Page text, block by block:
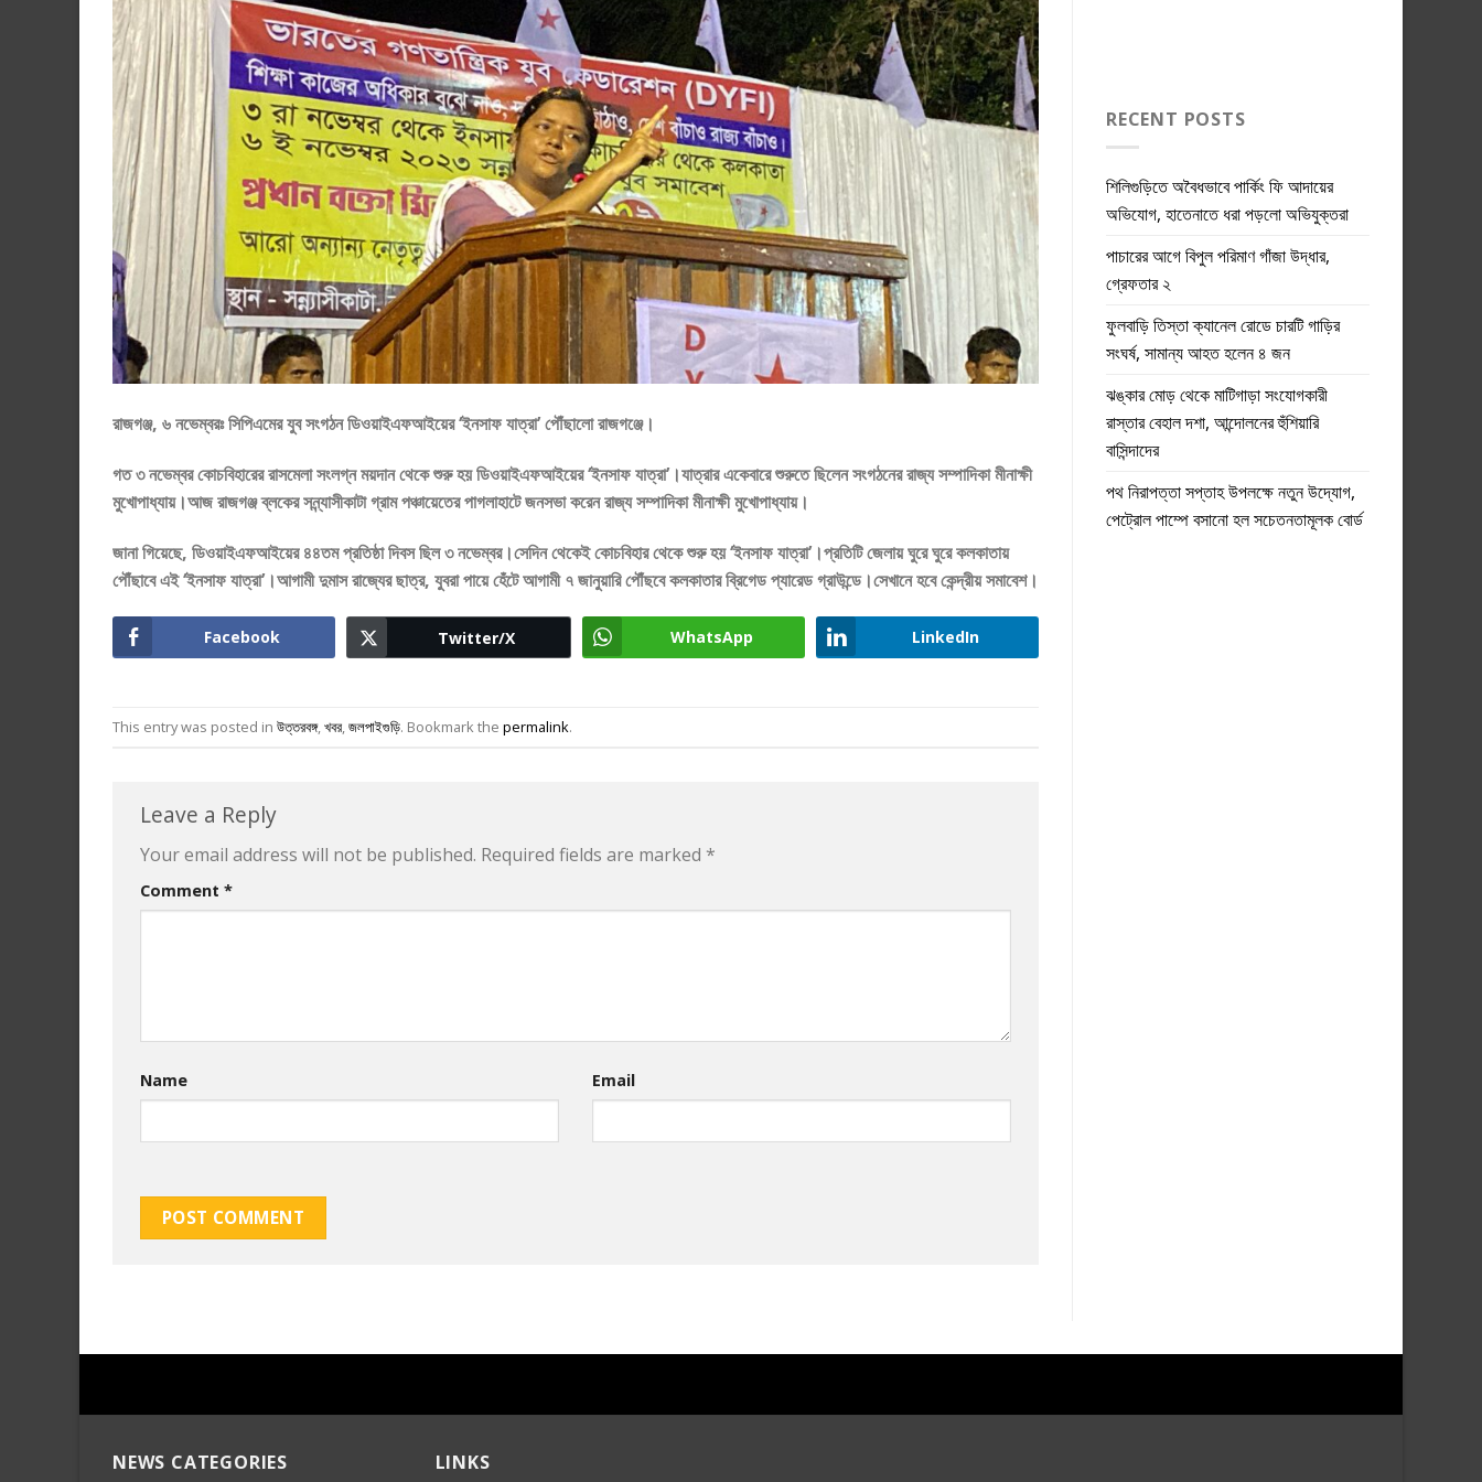
রাজগঞ্জ, ৬ নভেম্বরঃ সিপিএমের যুব সংগঠন ডিওয়াইএফআইয়ের ‘ইনসাফ যাত্রা’ পৌঁছালো রাজগঞ্জে।
গত ৩ নভেম্বর কোচবিহারের রাসমেলা সংলগ্ন ময়দান থেকে শুরু হয় ডিওয়াইএফআইয়ের ‘ইনসাফ যাত্রা’।যাত্রার একেবারে শুরুতে ছিলেন সংগঠনের রাজ্য সম্পাদিকা মীনাক্ষী
মুখোপাধ্যায়।আজ রাজগঞ্জ ব্লকের সন্ন্যাসীকাটা গ্রাম পঞ্চায়েতের পাগলাহাটে জনসভা করেন রাজ্য সম্পাদিকা মীনাক্ষী মুখোপাধ্যায়।
জানা গিয়েছে, ডিওয়াইএফআইয়ের ৪৪তম প্রতিষ্ঠা দিবস ছিল ৩ নভেম্বর।সেদিন থেকেই কোচবিহার থেকে শুরু হয় ‘ইনসাফ যাত্রা’।প্রতিটি জেলায় ঘুরে ঘুরে কলকাতায়
পৌঁছাবে এই ‘ইনসাফ যাত্রা’।আগামী দুমাস রাজ্যের ছাত্র, যুবরা পায়ে হেঁটে আগামী ৭ জানুয়ারি পৌঁছবে কলকাতার ব্রিগেড প্যারেড গ্রাউন্ডে।সেখানে হবে কেন্দ্রীয় সমাবেশ।
Facebook Twitter/X WhatsApp LinkedIn
This entry was posted in উত্তরবঙ্গ,খবর,জলপাইগুড়ি. Bookmark the permalink.
Leave a Reply
Your email address will not be published. Required fields are marked *
Comment *
Name Email
RECENT POSTS
শিলিগুড়িতে অবৈধভাবে পার্কিং ফি আদায়ের
অভিযোগ, হাতেনাতে ধরা পড়লো অভিযুক্তরা
পাচারের আগে বিপুল পরিমাণ গাঁজা উদ্ধার,
গ্রেফতার ২
ফুলবাড়ি তিস্তা ক্যানেল রোডে চারটি গাড়ির
সংঘর্ষ, সামান্য আহত হলেন ৪ জন
ঝঙ্কার মোড় থেকে মাটিগাড়া সংযোগকারী
রাস্তার বেহাল দশা, আন্দোলনের হুঁশিয়ারি
বাসিন্দাদের
পথ নিরাপত্তা সপ্তাহ উপলক্ষে নতুন উদ্যোগ,
পেট্রোল পাম্পে বসানো হল সচেতনতামূলক বোর্ড
NEWS CATEGORIES LINKS